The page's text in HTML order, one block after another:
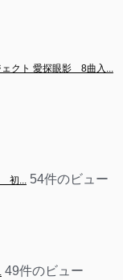
クト 愛探眼影　8曲入...
初... 54件のビュー
49件のビュー